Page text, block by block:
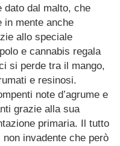
dato dal malto, che
in mente anche
allo speciale
e cannabis regala
si perde tra il mango,
e resinosi.
note d’agrume e
grazie alla sua
primaria. Il tutto
invadente che però